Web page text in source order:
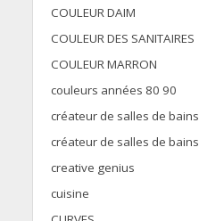
COULEUR DAIM
COULEUR DES SANITAIRES
COULEUR MARRON
couleurs années 80 90
créateur de salles de bains
créateur de salles de bains
creative genius
cuisine